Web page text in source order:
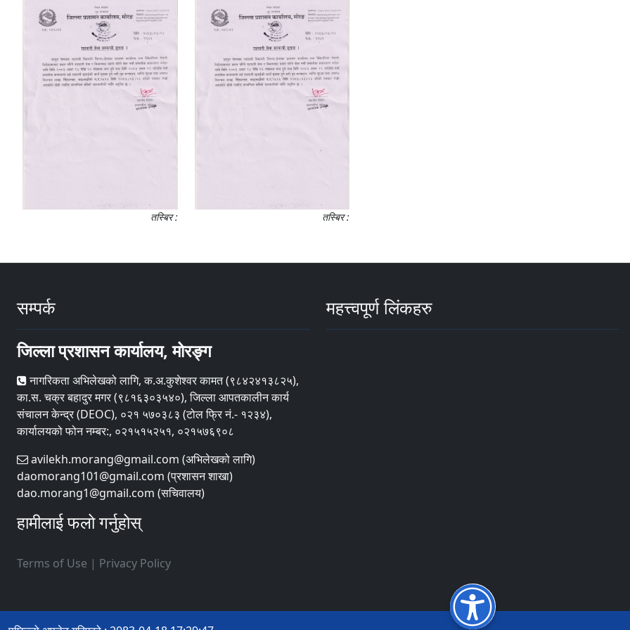
तस्बिर : तस्बिर :
सम्पर्क
जिल्ला प्रशासन कार्यालय, मोरङ्ग
नागरिकता अभिलेखको लागि, क.अ.कुशेश्वर कामत (९८४२४१३८२५),
का.स. चक्र बहादुर मगर (९८१६३०३५४०), जिल्ला आपतकालीन कार्य
संचालन केन्द्र (DEOC), ०२१ ५७०३८३ (टोल फ्रि नं.- १२३४),
कार्यालयको फोन नम्बर:, ०२१५१५२५१, ०२१५७६९०८
avilekh.morang@gmail.com (अभिलेखको लागि)
daomorang101@gmail.com (प्रशासन शाखा)
dao.morang1@gmail.com (सचिवालय)
हामीलाई फलो गर्नुहोस्
Terms of Use | Privacy Policy
महत्त्वपूर्ण लिंकहरु